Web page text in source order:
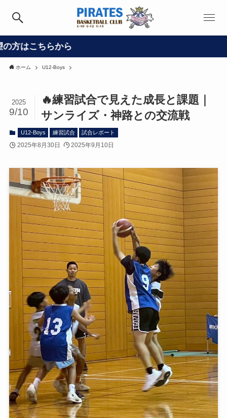
ホーム U12-Boys
🔥練習試合で見えた成長と課題｜
サンライズ・神路との交流戦
2025
9/10
U12-Boys 練習試合 試合レポート
2025年8月30日 2025年9月10日